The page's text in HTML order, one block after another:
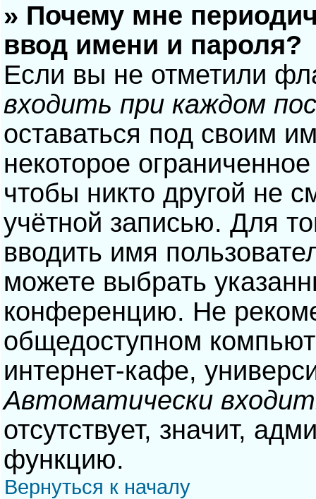
» Почему мне
ввод имени и пароля?
Если вы не отметили
входить при каждом
оставаться под своим
некоторое
чтобы никто другой не
учётной записью. Для
вводить имя
можете выбрать
конференцию. Не
общедоступном
интернет-кафе,
Автоматически
отсутствует, значит,
функцию.
Вернуться к началу